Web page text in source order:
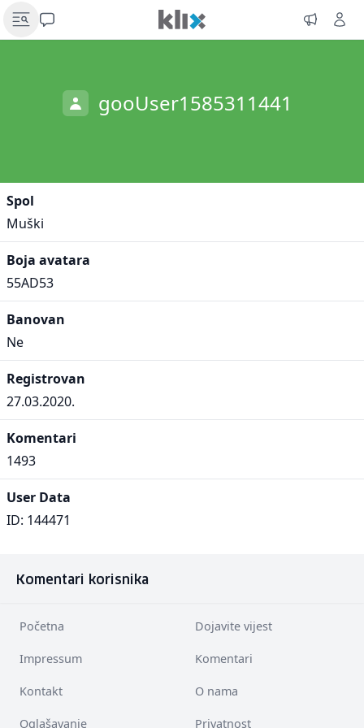
gooUser1585311441
Spol
Muški
Boja avatara
55AD53
Banovan
Ne
Registrovan
27.03.2020.
Komentari
1493
User Data
ID: 144471
Komentari korisnika
Početna Dojavite vijest
Impressum Komentari
Kontakt O nama
Oglašavanje Privatnost